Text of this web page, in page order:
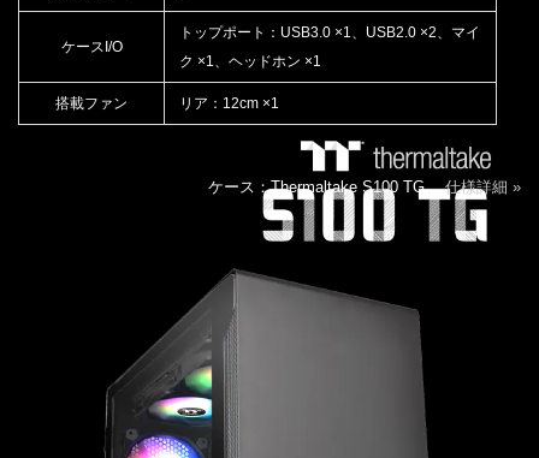
ケースI/O
トップポート：USB3.0 ×1、USB2.0 ×2、マイ
ク ×1、ヘッドホン ×1
搭載ファン リア：12cm ×1
ケース：Thermaltake S100 TG仕様詳細 »